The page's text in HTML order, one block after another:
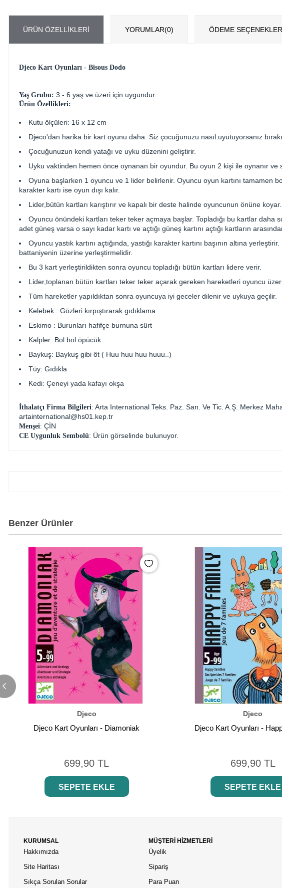
ÜRÜN ÖZELLIKLERI YORUMLAR(0) ÖDEME
Djeco Kart Oyunları - Bisous Dodo
Yaş Grubu: 3 - 6 yaş ve üzeri için uygundur.
Ürün Özellikleri:
Kutu ölçüleri: 16 x 12 cm
Djeco'dan harika bir kart oyunu daha. Siz çocuğunuzu nasıl uyutuyorsanız
Çocuğunuzun kendi yatağı ve uyku düzenini geliştirir.
Uyku vaktinden hemen önce oynanan bir oyundur. Bu oyun 2 kişi ile oynanır ve
Oyuna başlarken 1 oyuncu ve 1 lider belirlenir. Oyuncu oyun kartını tamamen
karakter kartı ise oyun dışı kalır.
Lider,bütün kartları karıştırır ve kapalı bir deste halinde oyuncunun önüne koyar.
Oyuncu önündeki kartları teker teker açmaya başlar. Topladığı bu kartlar
adet güneş varsa o sayı kadar kartı ve açtığı güneş kartını açtığı kartların
Oyuncu yastık kartını açtığında, yastığı karakter kartını başının altına
battaniyenin üzerine yerleştirmelidir.
Bu 3 kart yerleştirildikten sonra oyuncu topladığı bütün kartları lidere verir.
Lider,toplanan bütün kartları teker teker açarak gereken hareketleri oyuncu
Tüm hareketler yapıldıktan sonra oyuncuya iyi geceler dilenir ve uykuya geçilir.
Kelebek : Gözleri kırpıştırarak gıdıklama
Eskimo : Burunları hafifçe burnuna sürt
Kalpler: Bol bol öpücük
Baykuş: Baykuş gibi öt ( Huu huu huu huuu..)
Tüy: Gıdıkla
Kedi: Çeneyi yada kafayı okşa
İthalatçı Firma Bilgileri: Arta International Teks. Paz. San. Ve Tic. A.Ş. Merkez
artainternational@hs01.kep.tr
Menşei: ÇİN
CE Uygunluk Sembolü: Ürün görselinde bulunuyor.
Benzer Ürünler
Djeco
Djeco Kart Oyunları - Diamoniak
699,90 TL
SEPETE EKLE
Djeco
Djeco Kart Oyunları -
699,90 TL
SEPETE EKLE
KURUMSAL
Hakkımızda
Site Haritası
Sıkça Sorulan Sorular
MÜŞTERİ HİZMETLERİ
Üyelik
Sipariş
Para Puan